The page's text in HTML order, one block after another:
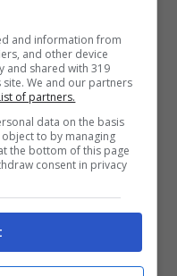
and information from
and other device
and shared with 319
We and our partners
of partners.
data on the basis
to by managing
the bottom of this page
consent in privacy